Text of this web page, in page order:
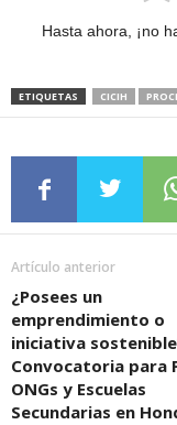
Hasta ahora, ¡no
ETIQUETAS CICIH
Artículo anterior
¿Posees un
emprendimiento o
iniciativa
Convocatoria para
ONGs y Escuelas
Secundarias en